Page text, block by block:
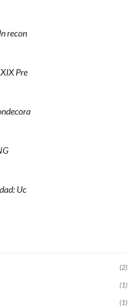
recon
Pre
Uc
(2)
(1)
(1)